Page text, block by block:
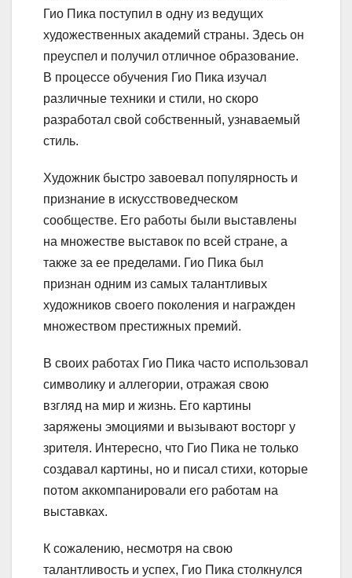
Гио Пика поступил в одну из ведущих
художественных академий страны. Здесь он
преуспел и получил отличное образование.
В процессе обучения Гио Пика изучал
различные техники и стили, но скоро
разработал свой собственный, узнаваемый
стиль.
Художник быстро завоевал популярность и
признание в искусствоведческом
сообществе. Его работы были выставлены
на множестве выставок по всей стране, а
также за ее пределами. Гио Пика был
признан одним из самых талантливых
художников своего поколения и награжден
множеством престижных премий.
В своих работах Гио Пика часто использовал
символику и аллегории, отражая свою
взгляд на мир и жизнь. Его картины
заряжены эмоциями и вызывают восторг у
зрителя. Интересно, что Гио Пика не только
создавал картины, но и писал стихи, которые
потом аккомпанировали его работам на
выставках.
К сожалению, несмотря на свою
талантливость и успех, Гио Пика столкнулся